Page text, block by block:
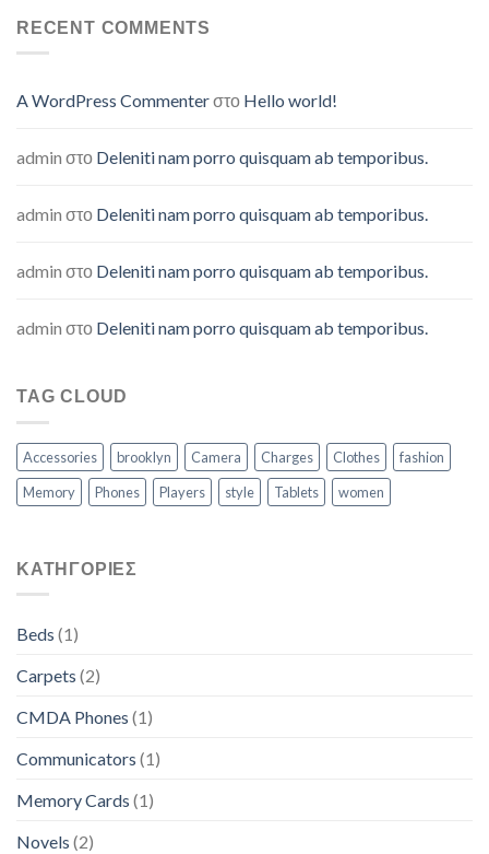
RECENT COMMENTS
A WordPress Commenterστο Hello world!
admin στο Deleniti nam porro quisquam ab temporibus.
admin στο Deleniti nam porro quisquam ab temporibus.
admin στο Deleniti nam porro quisquam ab temporibus.
admin στο Deleniti nam porro quisquam ab temporibus.
TAG CLOUD
Accessories brooklyn Camera Charges Clothes
fashion
Memory
Phones Players style Tablets women
KΑΤΗΓΟΡΊΕΣ
Beds (1)
Carpets (2)
CMDA Phones (1)
Communicators (1)
Memory Cards (1)
Novels (2)